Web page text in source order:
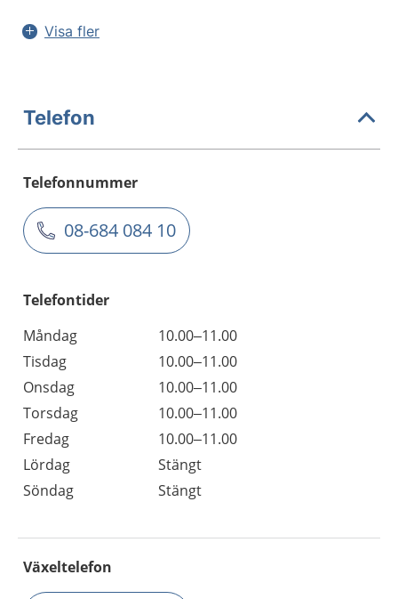
Visa fler
Telefon
Telefonnummer
08-684 084 10
Telefontider
Måndag
10.00–11.00
Tisdag
10.00–11.00
Onsdag
10.00–11.00
Torsdag
10.00–11.00
Fredag
10.00–11.00
Lördag
Stängt
Söndag
Stängt
Växeltelefon